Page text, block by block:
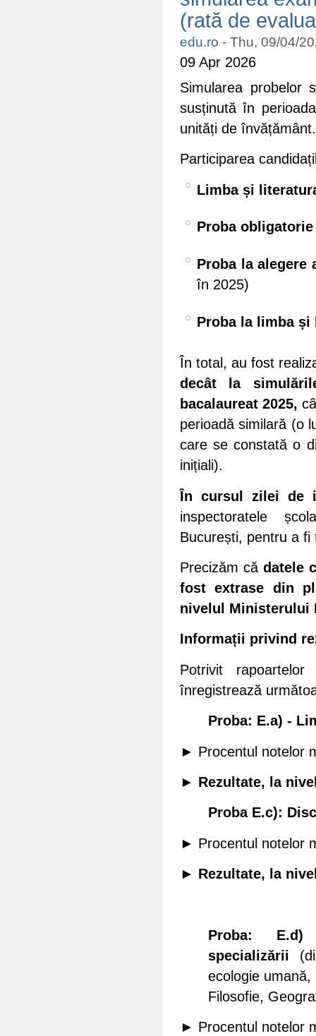
(rată de
edu.ro - Thu, 09/04/
09 Apr 2026
Simularea probelor
susținută în
unități de învățământ.
Participarea
Limba și
Proba
Proba la
în 2025)
Proba la limba
În total, au fost
decât la
bacalaureat 2025,
perioadă similară (o
care se constată o
inițiali).
În cursul zilei de
inspectoratele
București, pentru a fi
Precizăm cădatele
fost extrase din
nivelul Ministerului
Informații privind
Potrivit
înregistrează
Proba: E.a) -
► Procentul notelor
► Rezultate, la
Proba E.c):
► Procentul notelor
► Rezultate, la
Proba:
specializării
ecologie
Filosofie,
► Procentul notelor